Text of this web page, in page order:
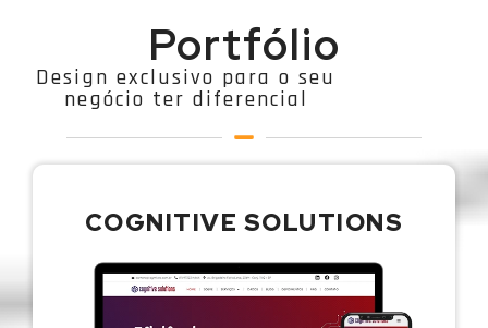
Portfólio
Design exclusivo para o seu
negócio ter diferencial
COGNITIVE SOLUTIONS